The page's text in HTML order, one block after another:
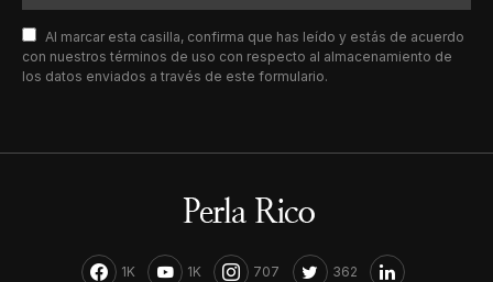
Al marcar esta casilla, confirma que has leído y estás de acuerdo
con nuestros términos de uso con respecto al almacenamiento de
los datos enviados a través de este formulario.
1K 1K 707 362